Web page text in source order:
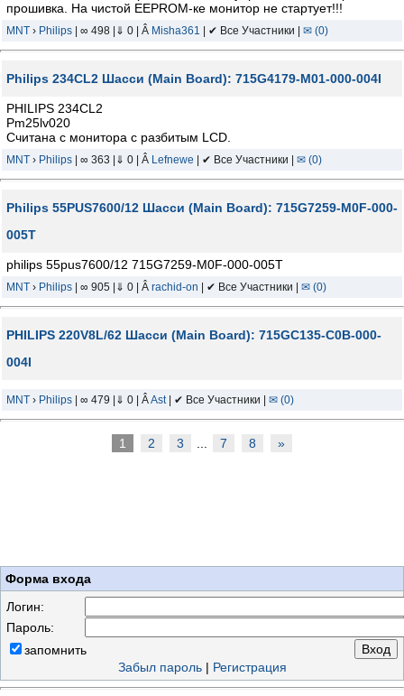
прошивка. На чистой EEPROM-ке монитор не стартует!!!
MNT › Philips | ∞ 498 |⇓ 0 | Â Misha361 | ✔ Все Участники | ✉ (0)
Philips 234CL2 Шасси (Main Board): 715G4179-M01-000-004I
PHILIPS 234CL2
Pm25lv020
Считана с монитора с разбитым LCD.
MNT › Philips | ∞ 363 |⇓ 0 | Â Lefnewe | ✔ Все Участники | ✉ (0)
Philips 55PUS7600/12 Шасси (Main Board): 715G7259-M0F-000-
005T
philips 55pus7600/12 715G7259-M0F-000-005T
MNT › Philips | ∞ 905 |⇓ 0 | Â rachid-on | ✔ Все Участники | ✉ (0)
PHILIPS 220V8L/62 Шасси (Main Board): 715GC135-C0B-000-
004I
MNT › Philips | ∞ 479 |⇓ 0 | ÂAst| ✔ Все Участники | ✉ (0)
1 2 3 7 8 »
Форма входа
Логин:
Пароль:
запомнить
Забыл пароль| Регистрация